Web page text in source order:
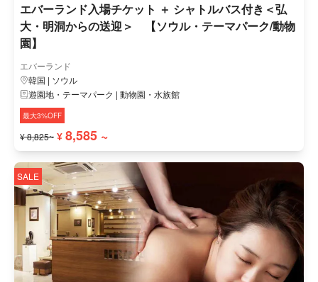
エバーランド入場チケット ＋ シャトルバス付き＜弘
大・明洞からの送迎＞ 【ソウル・テーマパーク/動物
園】
エバーランド
韓国 | ソウル
遊園地・テーマパーク | 動物園・水族館
最大3%OFF
¥ 8,825~ ¥ 8,585 ~
SALE